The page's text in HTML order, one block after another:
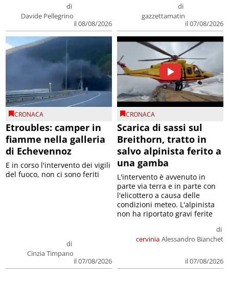
di
Davide Pellegrino
il 08/08/2026
di
gazzettamatin
il 07/08/2026
CRONACA
Etroubles: camper in
fiamme nella galleria
di Echevennoz
di
Cinzia Timpano
il 07/08/2026
E in corso l'intervento dei vigili
del fuoco, non ci sono feriti
CRONACA
Scarica di sassi sul
Breithorn, tratto in
salvo alpinista ferito a
una gamba
cervinia
di
Alessandro Bianchet
il 07/08/2026
L'intervento è avvenuto in
parte via terra e in parte con
l'elicottero a causa delle
condizioni meteo. L'alpinista
non ha riportato gravi ferite